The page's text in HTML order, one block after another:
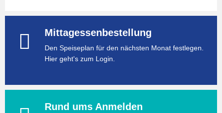
Mittagessenbestellung
Den Speiseplan für den nächsten Monat festlegen.
Hier geht's zum Login.
Rund ums Anmelden